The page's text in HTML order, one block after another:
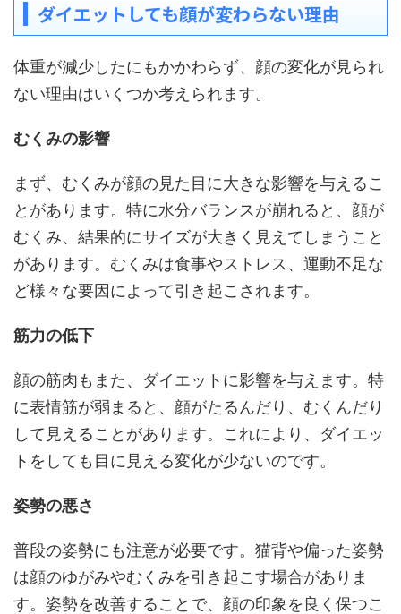
ダイエットしても顔が変わらない理由
体重が減少したにもかかわらず、顔の変化が見られ
ない理由はいくつか考えられます。
むくみの影響
まず、むくみが顔の見た目に大きな影響を与えるこ
とがあります。特に水分バランスが崩れると、顔が
むくみ、結果的にサイズが大きく見えてしまうこと
があります。むくみは食事やストレス、運動不足な
ど様々な要因によって引き起こされます。
筋力の低下
顔の筋肉もまた、ダイエットに影響を与えます。特
に表情筋が弱まると、顔がたるんだり、むくんだり
して見えることがあります。これにより、ダイエッ
トをしても目に見える変化が少ないのです。
姿勢の悪さ
普段の姿勢にも注意が必要です。猫背や偏った姿勢
は顔のゆがみやむくみを引き起こす場合がありま
す。姿勢を改善することで、顔の印象を良く保つこ